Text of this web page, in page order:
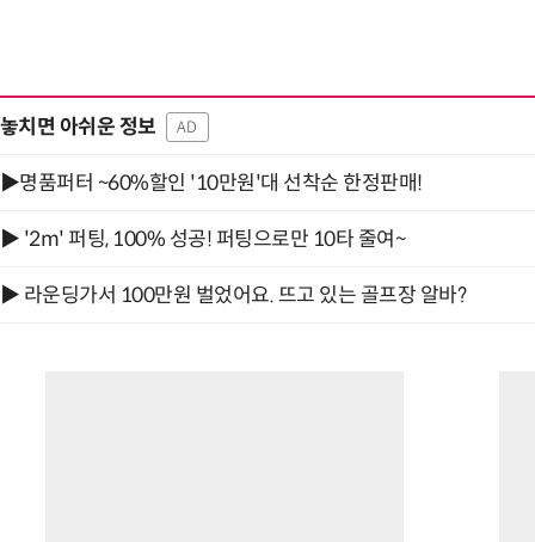
놓치면 아쉬운 정보 AD
▶명품퍼터 ~60%할인 '10만원'대 선착순 한정판매!
▶ '2m' 퍼팅, 100% 성공! 퍼팅으로만 10타 줄여~
▶ 라운딩가서 100만원 벌었어요. 뜨고 있는 골프장 알바?